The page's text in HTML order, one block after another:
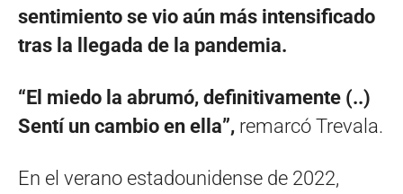
sentimiento se vio aún más intensificado
tras la llegada de la pandemia.
“El miedo la abrumó, definitivamente (..)
Sentí un cambio en ella”, remarcó Trevala.
En el verano estadounidense de 2022,